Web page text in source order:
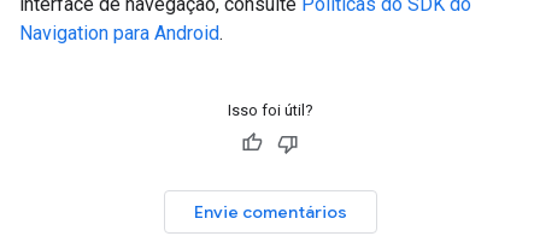
Navigation para Android.
Isso foi útil?
Envie comentários